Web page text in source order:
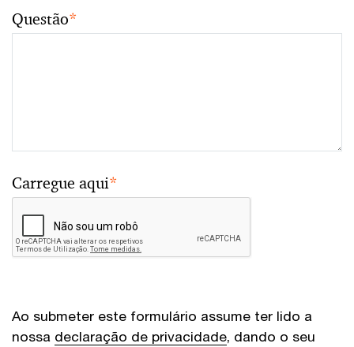
Questão*
Carregue aqui*
Ao submeter este formulário assume ter lido a
nossa declaração de privacidade, dando o seu